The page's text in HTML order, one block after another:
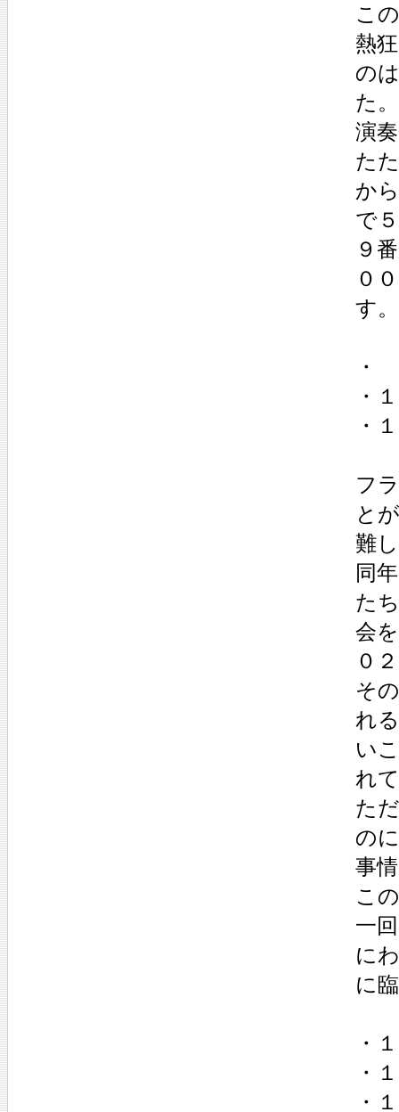
こ
熱
の
た。
演
た
か
で
９
０
す。
・
・
・
フ
と
難
同
た
会
０
そ
れ
い
れ
た
の
事
こ
一
に
に
・
・
・